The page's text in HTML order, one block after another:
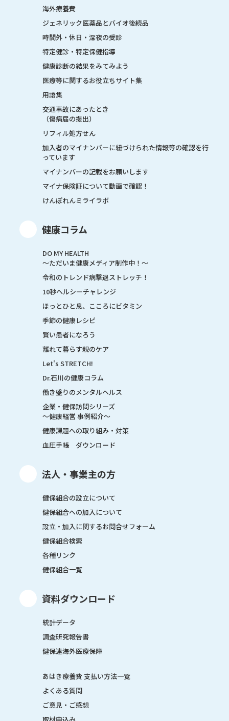
海外療養費
ジェネリック医薬品とバイオ後続品
時間外・休日・深夜の受診
特定健診・特定保健指導
健康診断の結果をみてみよう
医療等に関するお役立ちサイト集
用語集
交通事故にあったとき
（傷病届の提出）
リフィル処方せん
加入者のマイナンバーに紐づけられた情報等の確認を行
っています
マイナンバーの記載をお願いします
マイナ保険証について動画で確認！
けんぽれんミライラボ
健康コラム
DO MY HEALTH
～ただいま健康メディア制作中！～
令和のトレンド病撃退ストレッチ！
10秒ヘルシーチャレンジ
ほっとひと息、こころにビタミン
季節の健康レシピ
賢い患者になろう
離れて暮らす親のケア
Let's STRETCH!
Dr.石川の健康コラム
働き盛りのメンタルヘルス
企業・健保訪問シリーズ
～健康経営 事例紹介～
健康課題への取り組み・対策
血圧手帳 ダウンロード
法人・事業主の方
健保組合の設立について
健保組合への加入について
設立・加入に関するお問合せフォーム
健保組合検索
各種リンク
健保組合一覧
資料ダウンロード
統計データ
調査研究報告書
健保連海外医療保障
あはき療養費 支払い方法一覧
よくある質問
ご意見・ご感想